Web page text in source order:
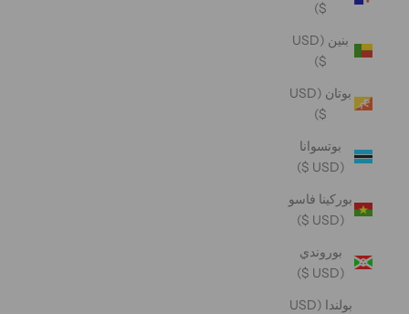
$)
بنين (USD
$)
بوتان (USD
$)
بوتسوانا
(USD $)
بوركينا فاسو
(USD $)
بوروندي
(USD $)
بولندا (USD